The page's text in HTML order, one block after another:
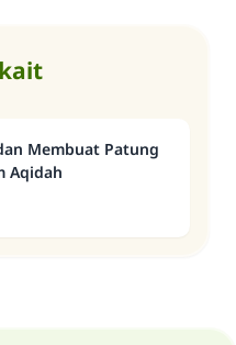
Membuat Patung
Aqidah